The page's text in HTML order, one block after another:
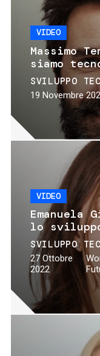
VIDEO
Massimo
siamo
SVILUPPO
19 Novembre
VIDEO
lo
SVILUPPO
27 Ottobre
2022